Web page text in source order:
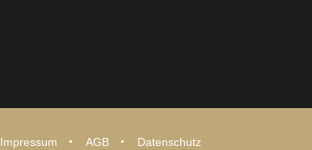
Impressum AGB Datenschutz